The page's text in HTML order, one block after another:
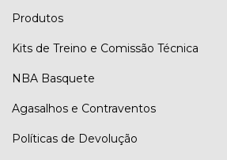
Produtos
Kits de Treino e Comissão Técnica
NBA Basquete
Agasalhos e Contraventos
Políticas de Devolução